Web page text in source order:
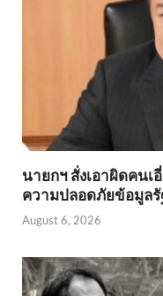
นายกฯ สั่งเอาผิดคน
ความปลอดภัยข้อมูลรั
August 6, 2026